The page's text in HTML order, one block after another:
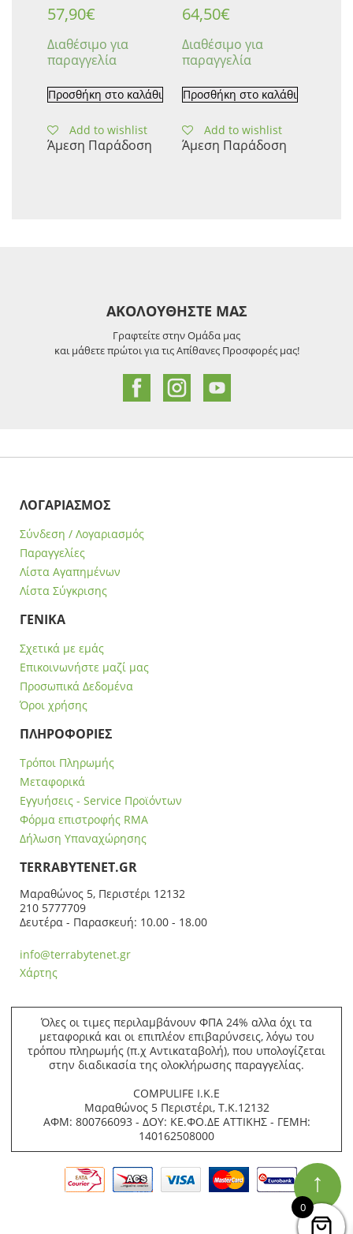
57,90€
Διαθέσιμο για
παραγγελία
Προσθήκη στο καλάθι
Add to wishlist
Άμεση Παράδοση
64,50€
Διαθέσιμο για
παραγγελία
Προσθήκη στο καλάθι
Add to wishlist
Άμεση Παράδοση
ΑΚΟΛΟΥΘΗΣΤΕ ΜΑΣ
Γραφτείτε στην Ομάδα μας
και μάθετε πρώτοι για τις Απίθανες Προσφορές μας!
ΛΟΓΑΡΙΑΣΜΟΣ
Σύνδεση / Λογαριασμός
Παραγγελίες
Λίστα Αγαπημένων
Λίστα Σύγκρισης
ΓΕΝΙΚΑ
Σχετικά με εμάς
Επικοινωνήστε μαζί μας
Προσωπικά Δεδομένα
Όροι χρήσης
ΠΛΗΡΟΦΟΡΙΕΣ
Τρόποι Πληρωμής
Μεταφορικά
Εγγυήσεις - Service Προϊόντων
Φόρμα επιστροφής RMA
Δήλωση Υπαναχώρησης
ΤERRABYTENET.GR
Μαραθώνος 5, Περιστέρι 12132
210 5777709
Δευτέρα - Παρασκευή: 10.00 - 18.00
info@terrabytenet.gr
Χάρτης
Όλες οι τιμες περιλαμβάνουν ΦΠΑ 24% αλλα όχι τα
μεταφορικά και οι επιπλέον επιβαρύνσεις, λόγω του
τρόπου πληρωμής (π.χ Αντικαταβολή), που υπολογίζεται
στην διαδικασία της ολοκλήρωσης παραγγελίας.
COMPULIFE Ι.Κ.Ε
Μαραθώνος 5 Περιστέρι, Τ.Κ.12132
ΑΦΜ: 800766093 - ΔΟΥ: ΚΕ.ΦΟ.ΔΕ ΑΤΤΙΚΗΣ - ΓΕΜΗ:
140162508000
↑
0